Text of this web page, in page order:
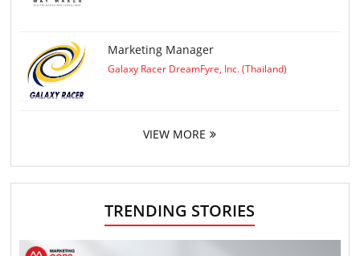
Marketing Manager
Galaxy Racer DreamFyre, Inc. (Thailand)
VIEW MORE
TRENDING STORIES